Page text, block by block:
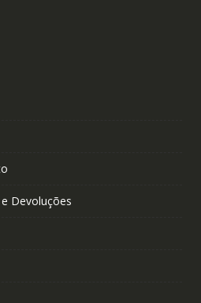
Devoluções